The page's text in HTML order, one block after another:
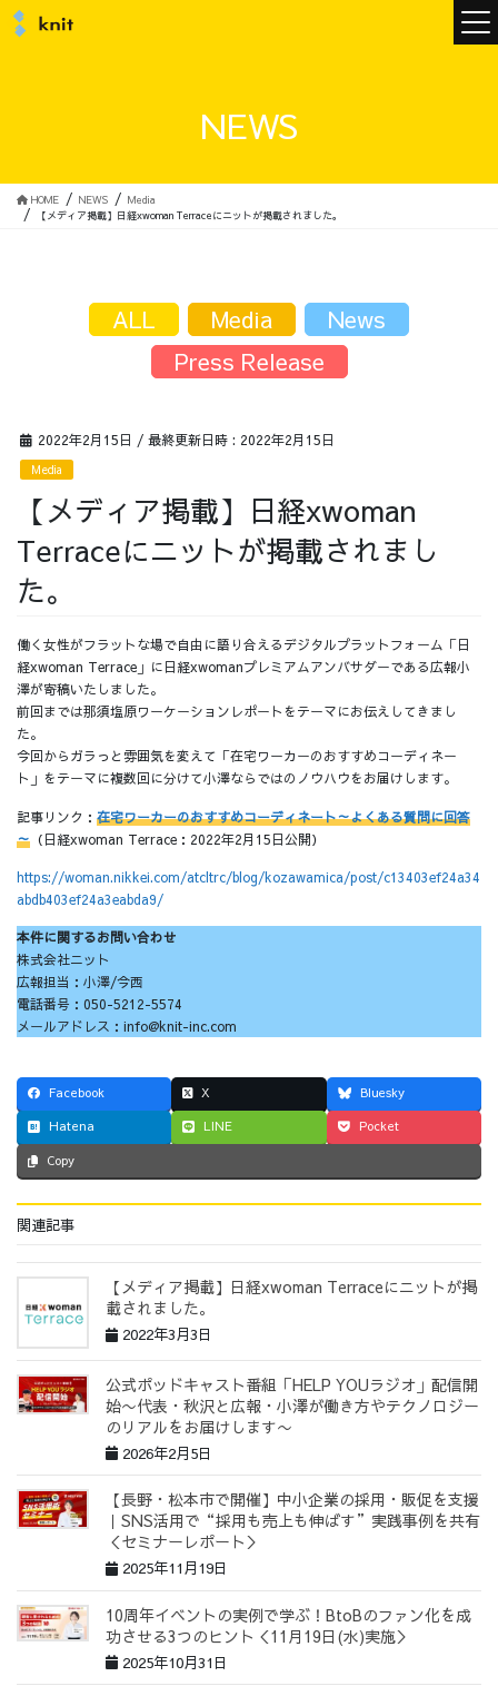
サービス
採用情報
採用情報トップ チームインタビュー01
チームインタビュー02 チームインタビュー03
NEWS
HOME NEWS
Media
【メディア掲載】日経xwoman Terraceにニットが掲載されました。
2022年2月15日 / 最終更新日時 : 2022年2月15日
Media
【メディア掲載】日経xwoman
Terraceにニットが掲載されまし
た。
働く女性がフラットな場で自由に語り合えるデジタルプラットフォーム「日
経xwoman Terrace」に日経xwomanプレミアムアンバサダーである広報小
澤が寄稿いたしました。
前回までは那須塩原ワーケーションレポートをテーマにお伝えしてきまし
た。
今回からガラっと雰囲気を変えて「在宅ワーカーのおすすめコーディネー
ト」をテーマに複数回に分けて小澤ならではのノウハウをお届けします。
記事リンク： 在宅ワーカーのおすすめコーディネート～よくある質問に回答
～ （日経xwoman Terrace：2022年2月15日公開）
https://woman.nikkei.com/atcltrc/blog/kozawamica/post/c13403ef24a34
abdb403ef24a3eabda9/
本件に関するお問い合わせ
株式会社ニット
広報担当：小澤/今西
電話番号：050-5212-5574
メールアドレス：info@knit-inc.com
Facebook X
Bluesky
Hatena
LINE Pocket
Copy
関連記事
【メディア掲載】日経xwoman Terraceにニットが掲
載されました。
2022年3月3日
公式ポッドキャスト番組「HELP YOUラジオ」配信開
始〜代表・秋沢と広報・小澤が働き方やテクノロジー
のリアルをお届けします〜
2026年2月5日
【長野・松本市で開催】中小企業の採用・販促を支援
｜SNS活用で“採用も売上も伸ばす”実践事例を共有
＜セミナーレポート＞
2025年11月19日
10周年イベントの実例で学ぶ！BtoBのファン化を成
功させる3つのヒント＜11月19日(水)実施＞
2025年10月31日
ALL Media
News
Press Release